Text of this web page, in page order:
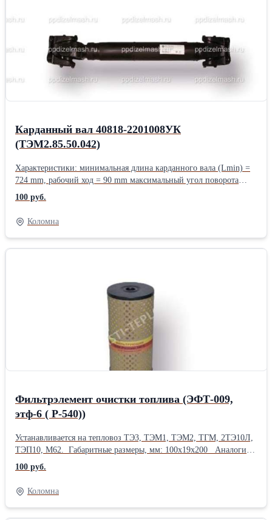
Карданный вал 40818-2201008УК
(ТЭМ2.85.50.042)
Характеристики: минимальная длина карданного вала (Lmin) =
724 mm, рабочий ход = 90 mm максимальный угол поворота
шарнира a1=a2=22° внутренний диаметр трубы и толщина
стенки (dxS) = 71х3 mm применяемая крестовина - 130-2201025-
02 (крепление крышками и болтами) Наружный диаметр
подшипника (D) = 39 mm, диаметр шипа крестовины (d) = 25
mm Расстояние по торцам подшипников (H) = 118 mm,
противоположных отверстий (D1) = 120mm, обод (D) = 148 mm,
диаметр буртика (D2) = 95 mm, высота буртика (h) = 2,5 mm
крутящий момент до деформации (Мд) = 4510 Nm крутящий
момент до разрушения (Мр) = 5880 Nm масса карданного вала
100 руб.
Коломна
Фильтрэлемент очистки топлива (ЭФТ-009,
этф-6 ( Р-540))
Устанавливается на тепловоз ТЭ3, ТЭМ1, ТЭМ2, ТГМ, 2ТЭ10Л,
ТЭП10, М62. Габаритные размеры, мм: 100х19х200 Аналоги:
Р-540-2-07 3Д100.63.00 И-511 ФЭТО ФД.111-014 425.00.000
ЭТФ-6 Т6304
100 руб.
Коломна